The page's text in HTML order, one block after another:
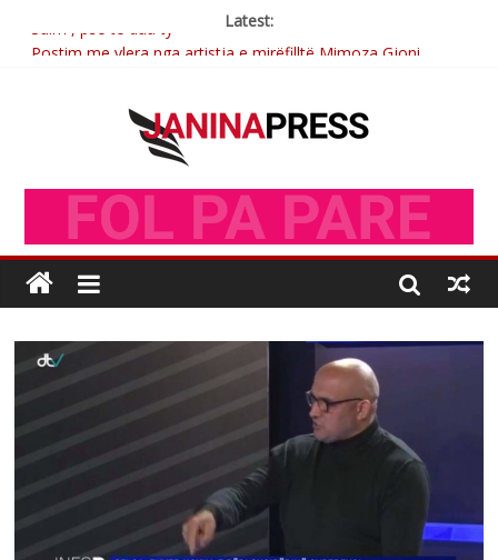
Latest:
Postim me vlera nga artistja e mirëfilltë Mimoza Gjoni
Brahim Çekaj njē veprimtar i respektuar i çeshtjës kombëtare
Sulm , pse të dua ty